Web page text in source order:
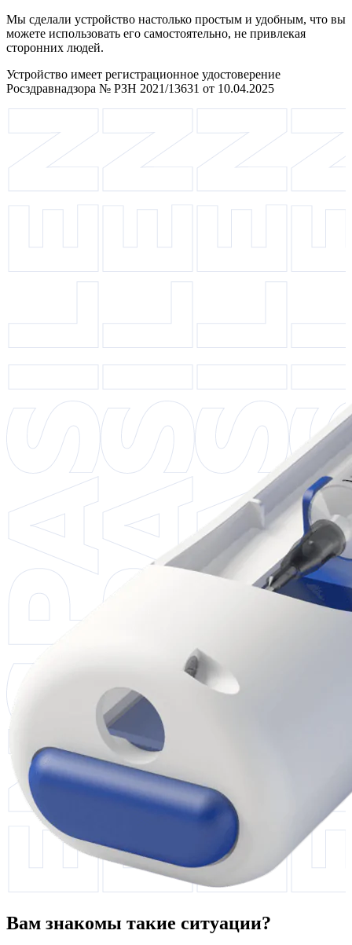
Мы сделали устройство настолько простым и удобным, что вы
можете использовать его самостоятельно, не привлекая
сторонних людей.
Устройство имеет регистрационное удостоверение
Росздравнадзора № РЗН 2021/13631 от 10.04.2025
Вам знакомы такие ситуации?